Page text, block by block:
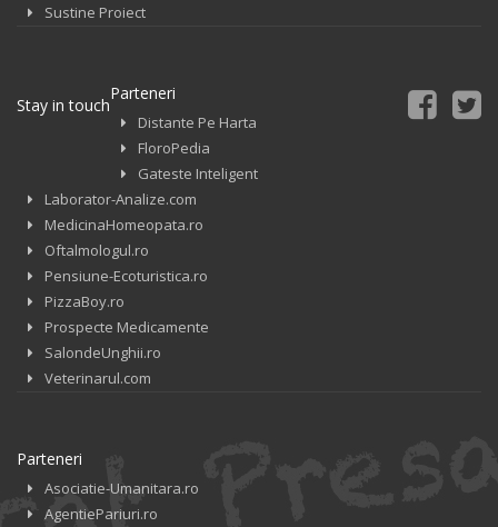
Sustine Proiect
Stay in touch
Parteneri
Distante Pe Harta
FloroPedia
Gateste Inteligent
Laborator-Analize.com
MedicinaHomeopata.ro
Oftalmologul.ro
Pensiune-Ecoturistica.ro
PizzaBoy.ro
Prospecte Medicamente
SalondeUnghii.ro
Veterinarul.com
Parteneri
Asociatie-Umanitara.ro
AgentiePariuri.ro